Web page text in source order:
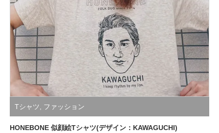
Tシャツ ファッション
HONEBONE 似顔絵Tシャツ(デザイン：KAWAGUCHI)